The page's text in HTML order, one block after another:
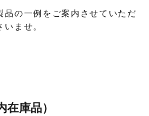
品の一例をご案内させていただ
ませ。
在庫品）